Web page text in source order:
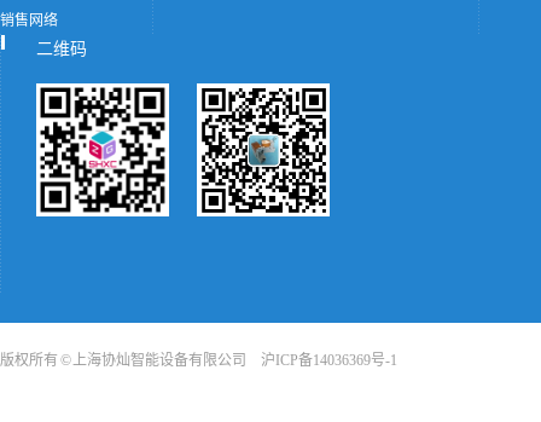
销售网络
二维码
版权所有 © 上海协灿智能设备有限公司 沪ICP备14036369号-1